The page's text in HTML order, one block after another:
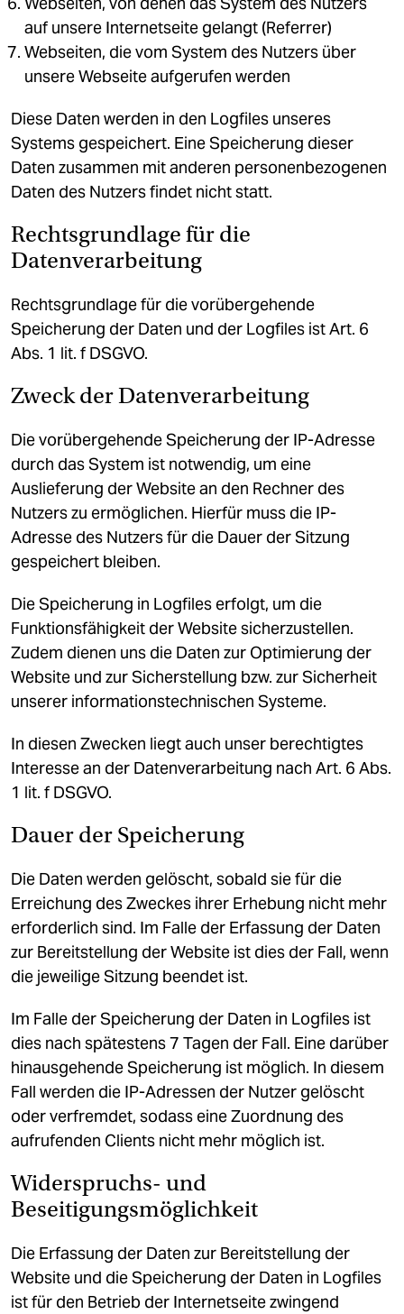
auf unsere Internetseite gelangt (Referrer)
Webseiten, die vom System des Nutzers über
unsere Webseite aufgerufen werden
Diese Daten werden in den Logfiles unseres
Systems gespeichert. Eine Speicherung dieser
Daten zusammen mit anderen personenbezogenen
Daten des Nutzers findet nicht statt.
Rechtsgrundlage für die
Datenverarbeitung
Rechtsgrundlage für die vorübergehende
Speicherung der Daten und der Logfiles ist Art. 6
Abs. 1 lit. f DSGVO.
Zweck der Datenverarbeitung
Die vorübergehende Speicherung der IP-Adresse
durch das System ist notwendig, um eine
Auslieferung der Website an den Rechner des
Nutzers zu ermöglichen. Hierfür muss die IP-
Adresse des Nutzers für die Dauer der Sitzung
gespeichert bleiben.
Die Speicherung in Logfiles erfolgt, um die
Funktionsfähigkeit der Website sicherzustellen.
Zudem dienen uns die Daten zur Optimierung der
Website und zur Sicherstellung bzw. zur Sicherheit
unserer informationstechnischen Systeme.
In diesen Zwecken liegt auch unser berechtigtes
Interesse an der Datenverarbeitung nach Art. 6 Abs.
1 lit. f DSGVO.
Dauer der Speicherung
Die Daten werden gelöscht, sobald sie für die
Erreichung des Zweckes ihrer Erhebung nicht mehr
erforderlich sind. Im Falle der Erfassung der Daten
zur Bereitstellung der Website ist dies der Fall, wenn
die jeweilige Sitzung beendet ist.
Im Falle der Speicherung der Daten in Logfiles ist
dies nach spätestens 7 Tagen der Fall. Eine darüber
hinausgehende Speicherung ist möglich. In diesem
Fall werden die IP-Adressen der Nutzer gelöscht
oder verfremdet, sodass eine Zuordnung des
aufrufenden Clients nicht mehr möglich ist.
Widerspruchs- und
Beseitigungsmöglichkeit
Die Erfassung der Daten zur Bereitstellung der
Website und die Speicherung der Daten in Logfiles
ist für den Betrieb der Internetseite zwingend